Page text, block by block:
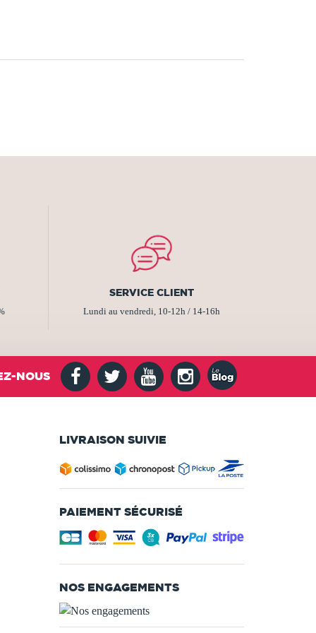
SERVICE CLIENT
Lundi au vendredi, 10-12h / 14-16h
NOUS
LIVRAISON SUIVIE
PAIEMENT SÉCURISÉ
NOS ENGAGEMENTS